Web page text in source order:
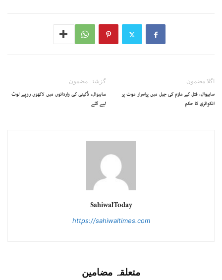
گزشتہ مضمون
ساہیوال، ڈکیتی کی وارداتوں میں لاکھوں روپے لوٹ
لیے گئے
اگلا مضمون
ساہیوال، قتل کے ملزم کی جیل میں پراسرار موت پر
انکوائری کا حکم
SahiwalToday
https://sahiwaltimes.com
متعلقہ مضامین